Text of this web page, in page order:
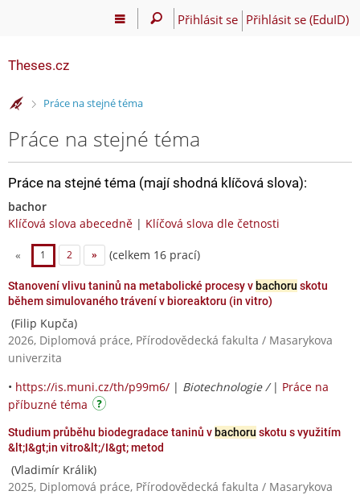
Přihlásit se Přihlásit se (EduID)
Theses.cz
>Práce na stejné téma
Práce na stejné téma
Práce na stejné téma (mají shodná klíčová slova):
bachor
Klíčová slova abecedně | Klíčová slova dle četnosti
« 1 2 » (celkem 16 prací)
Stanovení vlivu taninů na metabolické procesy v bachoru skotu
během simulovaného trávení v bioreaktoru (in vitro)
(Filip Kupča)
2026, Diplomová práce, Přírodovědecká fakulta / Masarykova
univerzita
• https://is.muni.cz/th/p99m6/ | Biotechnologie / | Práce na
příbuzné téma
Studium průběhu biodegradace taninů v bachoru skotu s využitím
&lt;I&gt;in vitro&lt;/I&gt; metod
(Vladimír Králik)
2025, Diplomová práce, Přírodovědecká fakulta / Masarykova